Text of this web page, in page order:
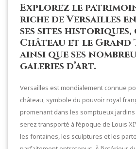
Explorez le
riche de Versailles
ses sites historiques,
Château et le Grand
ainsi que ses
galeries d’art.
Versailles est mondialement connue
château, symbole du pouvoir royal
promenant dans les somptueux jardins
serez transporté à l’époque de Louis
les fontaines, les sculptures et les